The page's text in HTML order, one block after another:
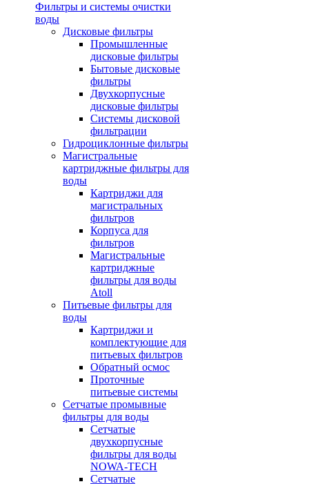
Фильтры и системы очистки
воды
Дисковые фильтры
Промышленные
дисковые фильтры
Бытовые дисковые
фильтры
Двухкорпусные
дисковые фильтры
Системы дисковой
фильтрации
Гидроциклонные фильтры
Магистральные
картриджные фильтры для
воды
Картриджи для
магистральных
фильтров
Корпуса для
фильтров
Магистральные
картриджные
фильтры для воды
Atoll
Питьевые фильтры для
воды
Картриджи и
комплектующие для
питьевых фильтров
Обратный осмос
Проточные
питьевые системы
Сетчатые промывные
фильтры для воды
Сетчатые
двухкорпусные
фильтры для воды
NOWA-TECH
Сетчатые